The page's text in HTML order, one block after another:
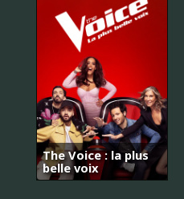
The Voice : la plus
belle voix